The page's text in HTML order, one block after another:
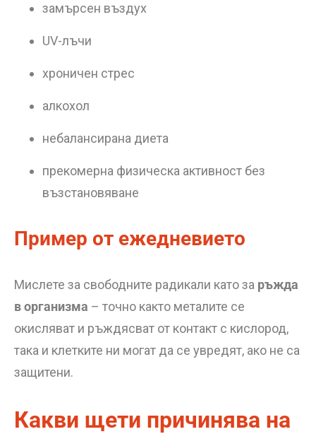
замърсен въздух
UV-лъчи
хроничен стрес
алкохол
небалансирана диета
прекомерна физическа активност без
възстановяване
Пример от ежедневието
Мислете за свободните радикали като за ръжда
в организма – точно както металите се
окисляват и ръждясват от контакт с кислород,
така и клетките ни могат да се увредят, ако не са
защитени.
Какви щети причинява на